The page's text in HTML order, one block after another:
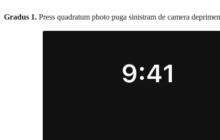
Gradus 1. Press quadratum photo puga sinistram de camera